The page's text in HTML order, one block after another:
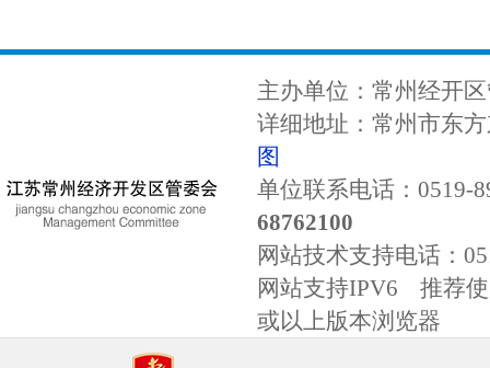
主办单位：常州经开
详细地址：常州市东
图
单位联系电话：0519-
68762100
网站技术支持电话：
网站支持IPV6 推荐使
或以上版本浏览器